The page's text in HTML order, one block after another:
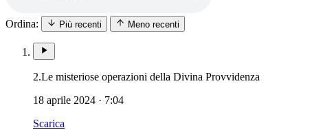
Ordina: Più recenti Meno recenti
2.Le misteriose operazioni della Divina Provvidenza
18 aprile 2024 · 7:04
Scarica